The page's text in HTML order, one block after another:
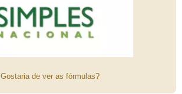
Gostaria de ver as fórmulas?